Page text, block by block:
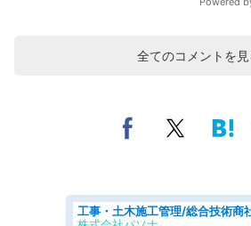
全てのコメントを見